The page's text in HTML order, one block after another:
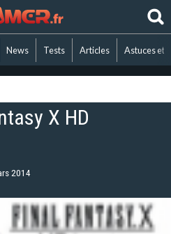
News Tests Articles Astuces et
X HD
2014